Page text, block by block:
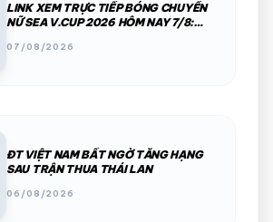
LINK XEM TRỰC TIẾP BÓNG CHUYỀN
NỮ SEA V.CUP 2026 HÔM NAY 7/8:
07/08/2026
ĐT VIỆT NAM BẤT NGỜ TĂNG HẠNG
SAU TRẬN THUA THÁI LAN
06/08/2026